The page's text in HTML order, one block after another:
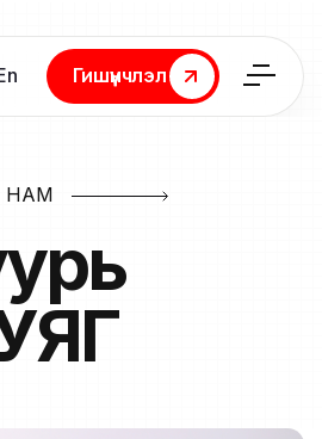
Гишүүнчлэл
Гишүүнчлэл
НАМ